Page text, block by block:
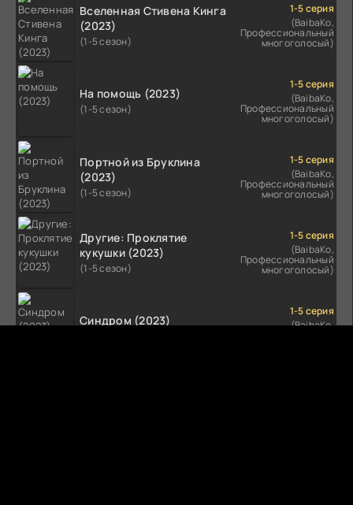
Вселенная Стивена Кинга
(2023)
(1-5 сезон)
1-5 серия
(BaibaKo,
Профессиональный
многоголосый)
На помощь (2023)
(1-5 сезон)
1-5 серия
(BaibaKo,
Профессиональный
многоголосый)
Портной из Бруклина
(2023)
(1-5 сезон)
1-5 серия
(BaibaKo,
Профессиональный
многоголосый)
Другие: Проклятие
кукушки (2023)
(1-5 сезон)
1-5 серия
(BaibaKo,
Профессиональный
многоголосый)
Синдром (2023)
1-5 серия
(BaibaKo,